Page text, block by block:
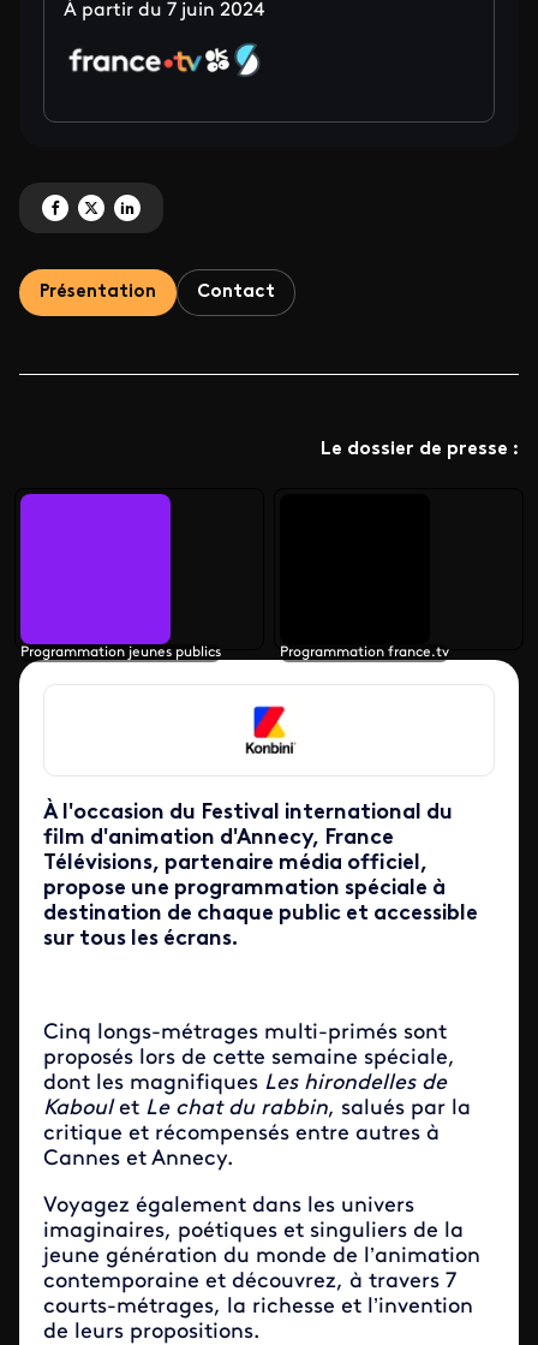
À partir du 7 juin 2024
Partagez 'Festival international du film d'animation d'Annecy :
Partagez 'Festival international du film d'animation d'Annecy :
Partagez 'Festival international du film d'animation d'Annecy :
Présentation Contact
Le dossier de presse :
Programmation jeunes publics Programmation france.tv
À l'occasion du Festival international du
film d'animation d'Annecy, France
Télévisions, partenaire média officiel,
propose une programmation spéciale à
destination de chaque public et accessible
sur tous les écrans.
Cinq longs-métrages multi-primés sont
proposés lors de cette semaine spéciale,
dont les magnifiques Les hirondelles de
Kaboulet Le chat du rabbin, salués par la
critique et récompensés entre autres à
Cannes et Annecy.
Voyagez également dans les univers
imaginaires, poétiques et singuliers de la
jeune génération du monde de l’animation
contemporaine et découvrez, à travers 7
courts-métrages, la richesse et l’invention
de leurs propositions.